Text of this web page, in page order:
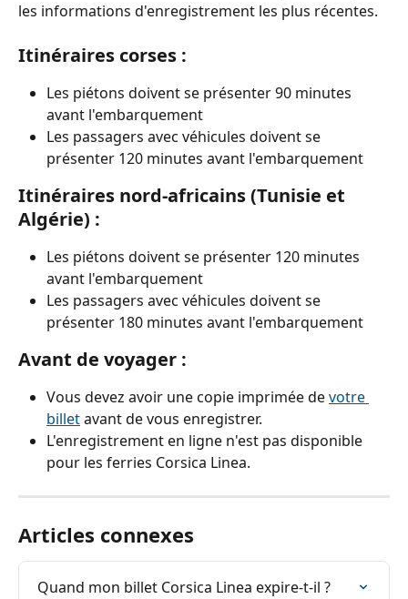
les informations d'enregistrement les plus récentes.
Itinéraires corses :
Les piétons doivent se présenter 90 minutes
avant l'embarquement
Les passagers avec véhicules doivent se
présenter 120 minutes avant l'embarquement
Itinéraires nord-africains (Tunisie et
Algérie) :
Les piétons doivent se présenter 120 minutes
avant l'embarquement
Les passagers avec véhicules doivent se
présenter 180 minutes avant l'embarquement
Avant de voyager :
Vous devez avoir une copie imprimée de votre
billet avant de vous enregistrer.
L'enregistrement en ligne n'est pas disponible
pour les ferries Corsica Linea.
Articles connexes
Quand mon billet Corsica Linea expire-t-il ?